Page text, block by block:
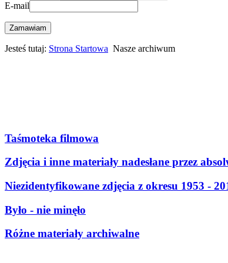
E-mail
Zamawiam
Jesteś tutaj: Strona Startowa Nasze archiwum
Taśmoteka filmowa
Zdjęcia i inne materiały nadesłane przez
Niezidentyfikowane zdjęcia z okresu 1953 -
Było - nie minęło
Różne materiały archiwalne